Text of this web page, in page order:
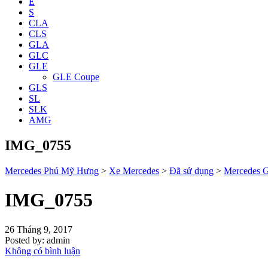
S
CLA
CLS
GLA
GLC
GLE
GLE Coupe
GLS
SL
SLK
AMG
IMG_0755
Mercedes Phú Mỹ Hưng > Xe Mercedes > Đã sử dụng > Mercedes
IMG_0755
26 Tháng 9, 2017
Posted by: admin
Không có bình luận